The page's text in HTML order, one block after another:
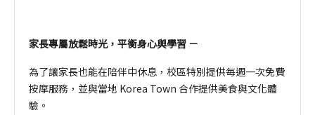
家長專屬放鬆時光，平衡身心與學習 －
為了讓家長也能在陪伴中休息，校區特別提供每週一次免費
按摩服務，並與當地 Korea Town 合作提供美食與文化體
驗。